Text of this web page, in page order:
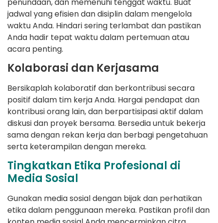
jadwal yang efisien dan disiplin dalam mengelola
waktu Anda. Hindari sering terlambat dan pastikan
Anda hadir tepat waktu dalam pertemuan atau
acara penting.
Kolaborasi dan Kerjasama
Bersikaplah kolaboratif dan berkontribusi secara
positif dalam tim kerja Anda. Hargai pendapat dan
kontribusi orang lain, dan berpartisipasi aktif dalam
diskusi dan proyek bersama. Bersedia untuk bekerja
sama dengan rekan kerja dan berbagi pengetahuan
serta keterampilan dengan mereka.
Tingkatkan Etika Profesional di
Media Sosial
Gunakan media sosial dengan bijak dan perhatikan
etika dalam penggunaan mereka. Pastikan profil dan